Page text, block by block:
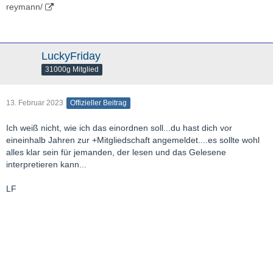
reymann/
LuckyFriday
31000g Mitglied
13. Februar 2023 Offizieller Beitrag
Ich weiß nicht, wie ich das einordnen soll...du hast dich vor
eineinhalb Jahren zur +Mitgliedschaft angemeldet....es sollte wohl
alles klar sein für jemanden, der lesen und das Gelesene
interpretieren kann...
LF